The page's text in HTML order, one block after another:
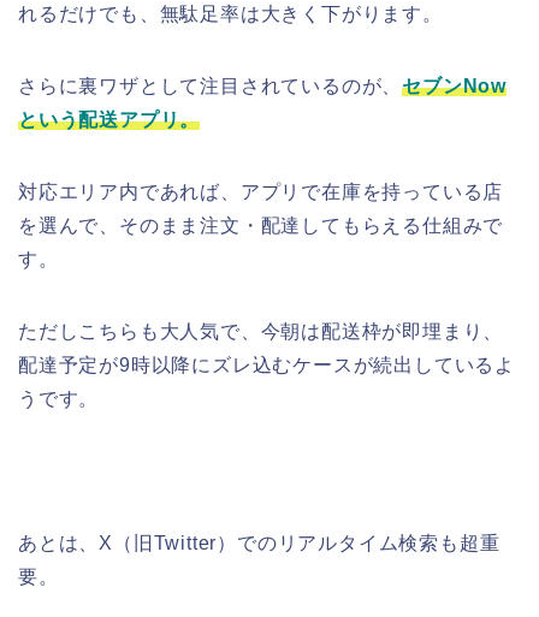
れるだけでも、無駄足率は大きく下がります。
さらに裏ワザとして注目されているのが、セブンNow
という配送アプリ。
対応エリア内であれば、アプリで在庫を持っている店
を選んで、そのまま注文・配達してもらえる仕組みで
す。
ただしこちらも大人気で、今朝は配送枠が即埋まり、
配達予定が9時以降にズレ込むケースが続出しているよ
うです。
あとは、X（旧Twitter）でのリアルタイム検索も超重
要。